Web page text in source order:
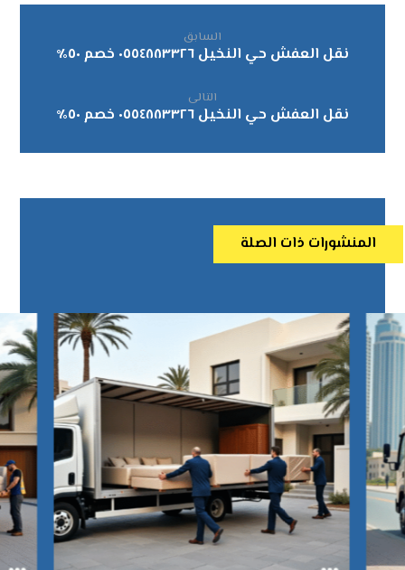
السابق
نقل العفش حي النخيل ٠٥٥٤٨٨٣٣٢٦ خصم ٥٠٪
التالى
نقل العفش حي النخيل ٠٥٥٤٨٨٣٣٢٦ خصم ٥٠٪
المنشورات ذات الصلة